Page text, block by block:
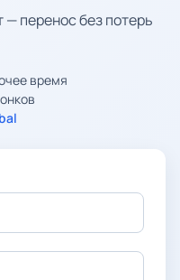
перенос без потерь
время